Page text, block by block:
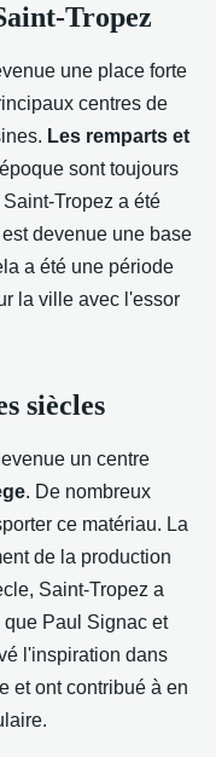
Tropez
une place forte
centres de
Les remparts et
sont toujours
Tropez a été
devenue une base
a été une période
la ville avec l'essor
siècles
un centre
. De nombreux
ce matériau. La
de la production
Saint-Tropez a
que Paul Signac et
l'inspiration dans
et ont contribué à en